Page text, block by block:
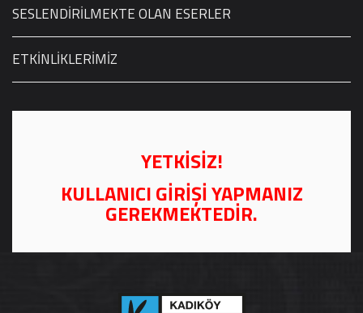
SESLENDİRİLMEKTE OLAN ESERLER
ETKİNLİKLERİMİZ
YETKİSİZ!
KULLANICI GİRİŞİ YAPMANIZ
GEREKMEKTEDİR.